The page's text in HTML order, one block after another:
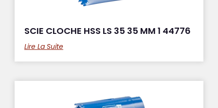
SCIE CLOCHE HSS LS 35 35 MM 1 44776
Lire La Suite